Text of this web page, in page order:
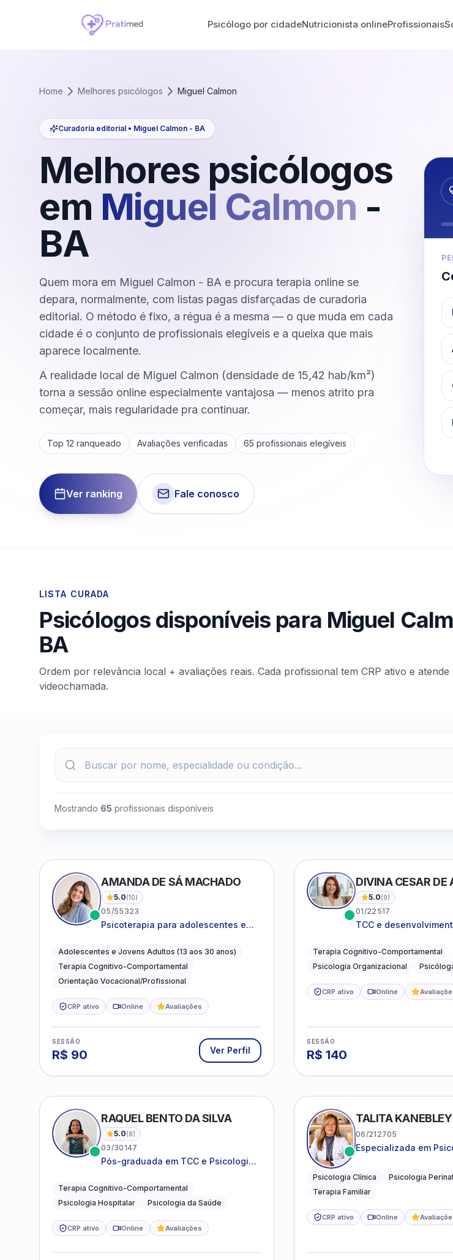
Psicólogo por cidadeNutricionista onlineProfissionais
Home Melhores psicólogos Miguel Calmon
Curadoria editorial • Miguel Calmon - BA
Melhores psicólogos
em Miguel Calmon -
BA
Quem mora em Miguel Calmon - BA e procura terapia online se
depara, normalmente, com listas pagas disfarçadas de curadoria
editorial. O método é fixo, a régua é a mesma — o que muda em cada
cidade é o conjunto de profissionais elegíveis e a queixa que mais
aparece localmente.
A realidade local de Miguel Calmon (densidade de 15,42 hab/km²)
torna a sessão online especialmente vantajosa — menos atrito pra
começar, mais regularidade pra continuar.
Top 12 ranqueado Avaliações verificadas 65 profissionais elegíveis
Ver ranking Fale conosco
LISTA CURADA
Psicólogos disponíveis para Miguel
BA
Ordem por relevância local + avaliações reais. Cada profissional tem CRP ativo e
videochamada.
Mostrando 65 profissionais disponíveis
AMANDA DE SÁ MACHADO
5.0(10)
05/55323
Psicoterapia para adolescentes e
ansiedade, autoestima, relações e
orientação profissional
Adolescentes e Jovens Adultos (13 aos 30 anos)
Terapia Cognitivo-Comportamental
Orientação Vocacional/Profissional
CRP ativo Online Avaliações
SESSÃO
R$ 90 Ver Perfil
DIVINA CESAR
5.0(9)
01/22517
TCC e
Terapia Cognitivo-Comportamental
Psicologia Organizacional
CRP ativo Online
SESSÃO
R$ 140
RAQUEL BENTO DA SILVA
5.0(8)
03/30147
Pós-graduada em TCC e Psicologia
Terapia Cognitivo-Comportamental
Psicologia Hospitalar
Psicologia da Saúde
CRP ativo Online Avaliações
TALITA KANEBLEY
06/212705
Especializada em
adultos e famílias
Psicologia Clínica
Psicologia
Terapia Familiar
CRP ativo Online